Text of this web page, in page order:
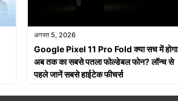
अगस्त 5, 2026
Google Pixel 11 Pro Fold क्या सच में होगा
अब तक का सबसे पतला फोल्डेबल फोन? लॉन्च से
पहले जानें सबसे हाईटेक फीचर्स